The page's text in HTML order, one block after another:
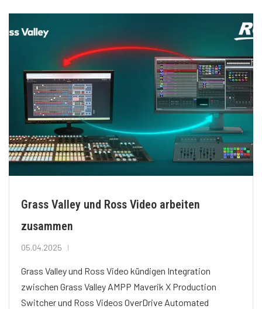
Grass Valley und Ross Video arbeiten
zusammen
05.04.2025
Grass Valley und Ross Video kündigen Integration
zwischen Grass Valley AMPP Maverik X Production
Switcher und Ross Videos OverDrive Automated